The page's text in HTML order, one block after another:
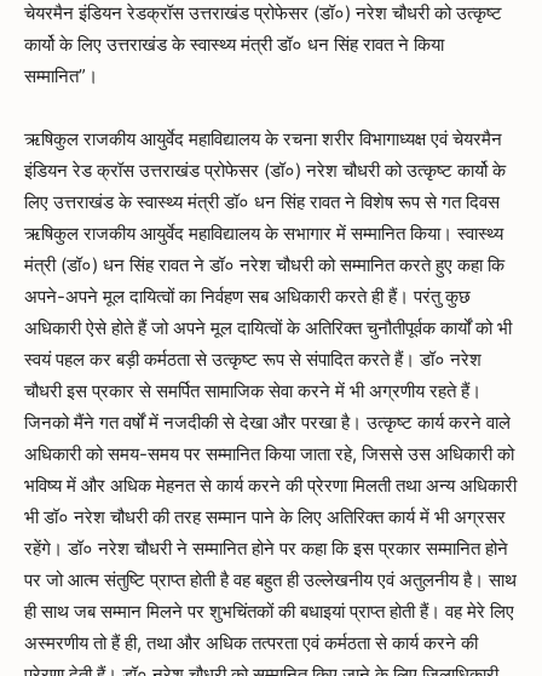
चेयरमैन इंडियन रेडक्रॉस उत्तराखंड प्रोफेसर (डॉ०) नरेश चौधरी को उत्कृष्ट
कार्यो के लिए उत्तराखंड के स्वास्थ्य मंत्री डॉ० धन सिंह रावत ने किया
सम्मानित”।
ऋषिकुल राजकीय आयुर्वेद महाविद्यालय के रचना शरीर विभागाध्यक्ष एवं चेयरमैन
इंडियन रेड क्रॉस उत्तराखंड प्रोफेसर (डॉ०) नरेश चौधरी को उत्कृष्ट कार्यो के
लिए उत्तराखंड के स्वास्थ्य मंत्री डॉ० धन सिंह रावत ने विशेष रूप से गत दिवस
ऋषिकुल राजकीय आयुर्वेद महाविद्यालय के सभागार में सम्मानित किया। स्वास्थ्य
मंत्री (डॉ०) धन सिंह रावत ने डॉ० नरेश चौधरी को सम्मानित करते हुए कहा कि
अपने-अपने मूल दायित्वों का निर्वहण सब अधिकारी करते ही हैं। परंतु कुछ
अधिकारी ऐसे होते हैं जो अपने मूल दायित्वों के अतिरिक्त चुनौतीपूर्वक कार्यों को भी
स्वयं पहल कर बड़ी कर्मठता से उत्कृष्ट रूप से संपादित करते हैं। डॉ० नरेश
चौधरी इस प्रकार से समर्पित सामाजिक सेवा करने में भी अग्रणीय रहते हैं।
जिनको मैंने गत वर्षों में नजदीकी से देखा और परखा है। उत्कृष्ट कार्य करने वाले
अधिकारी को समय-समय पर सम्मानित किया जाता रहे, जिससे उस अधिकारी को
भविष्य में और अधिक मेहनत से कार्य करने की प्रेरणा मिलती तथा अन्य अधिकारी
भी डॉ० नरेश चौधरी की तरह सम्मान पाने के लिए अतिरिक्त कार्य में भी अग्रसर
रहेंगे। डॉ० नरेश चौधरी ने सम्मानित होने पर कहा कि इस प्रकार सम्मानित होने
पर जो आत्म संतुष्टि प्राप्त होती है वह बहुत ही उल्लेखनीय एवं अतुलनीय है। साथ
ही साथ जब सम्मान मिलने पर शुभचिंतकों की बधाइयां प्राप्त होती हैं। वह मेरे लिए
अस्मरणीय तो हैं ही, तथा और अधिक तत्परता एवं कर्मठता से कार्य करने की